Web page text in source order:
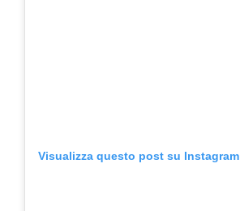
Visualizza questo post su Instagram